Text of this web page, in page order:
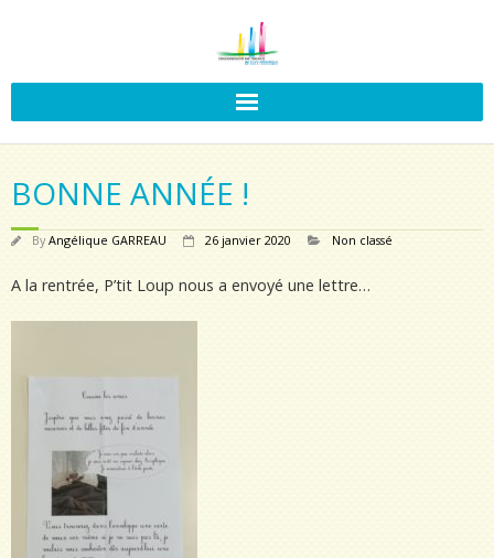
BONNE ANNÉE !
ByAngélique GARREAU 26 janvier 2020 Non classé
A la rentrée, P’tit Loup nous a envoyé une lettre…